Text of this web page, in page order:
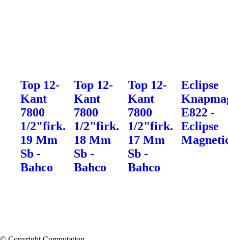
Top 12-
Kant
7800
1/2"firk.
19 Mm
Sb -
Bahco
Top 12-
Kant
7800
1/2"firk.
18 Mm
Sb -
Bahco
Top 12-
Kant
7800
1/2"firk.
17 Mm
Sb -
Bahco
Eclipse
E822 -
Eclipse